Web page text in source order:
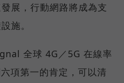
展，行動網路將成為支
施。
全球 4G／5G 在線率
項第一的肯定，可以清